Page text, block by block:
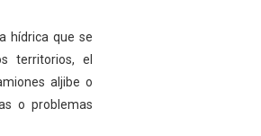
hídrica que se
territorios, el
aljibe o
o problemas